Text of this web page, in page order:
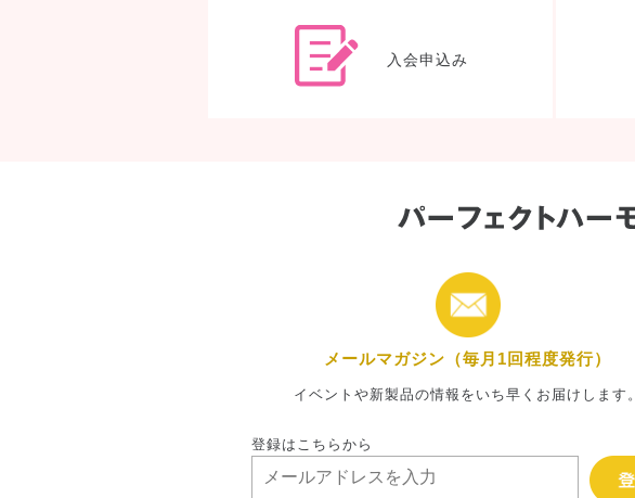
入会申込み
メールマガジン（毎月1回程度発行）
イベントや新製品の情報をいち早くお届けします。
登録はこちらから